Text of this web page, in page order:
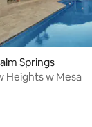
liczba recenzji: 280
Springs
Heights w Mesa